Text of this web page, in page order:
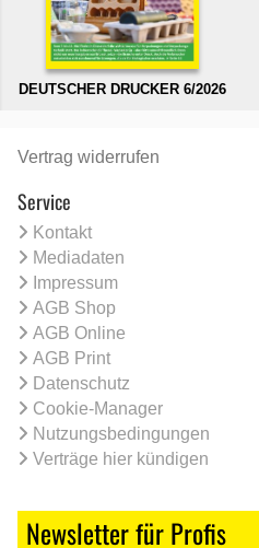
DEUTSCHER DRUCKER 6/2026
Vertrag widerrufen
Service
Kontakt
Mediadaten
Impressum
AGB Shop
AGB Online
AGB Print
Datenschutz
Cookie-Manager
Nutzungsbedingungen
Verträge hier kündigen
Newsletter für Profis